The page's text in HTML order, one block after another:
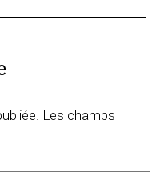
Les champs